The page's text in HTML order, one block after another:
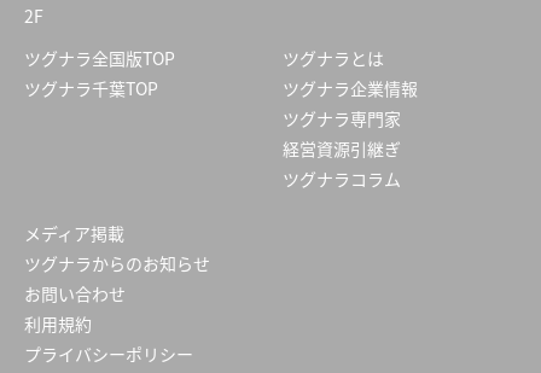
2F
ツグナラ全国版TOP
ツグナラ千葉TOP
ツグナラとは
ツグナラ企業情報
ツグナラ専門家
経営資源引継ぎ
ツグナラコラム
メディア掲載
ツグナラからのお知らせ
お問い合わせ
利用規約
プライバシーポリシー